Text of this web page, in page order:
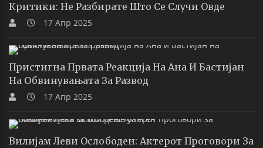
Критики: Не Разбирате Што Се Случи Овде
17 Апр 2025
Пристигна Првата Реакција На Ана И Бастијан
На Обвинувањата За Развод
17 Апр 2025
Вилијам Леви Ослободен: Актерот Проговори За